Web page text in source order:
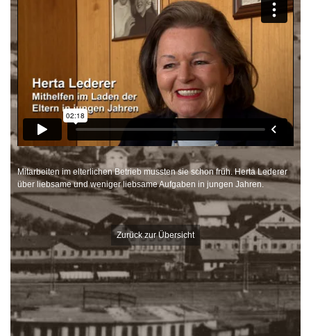
Mitarbeiten im elterlichen Betrieb mussten sie schon früh. Herta Lederer
über liebsame und weniger liebsame Aufgaben in jungen Jahren.
Zurück zur Übersicht